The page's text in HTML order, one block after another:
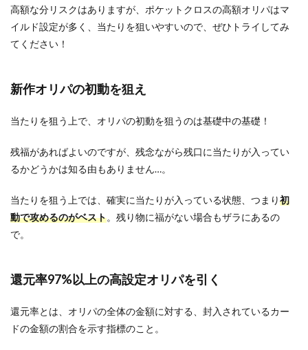
高額な分リスクはありますが、ポケットクロスの高額オリパはマ
イルド設定が多く、当たりを狙いやすいので、ぜひトライしてみ
てください！
新作オリパの初動を狙え
当たりを狙う上で、オリパの初動を狙うのは基礎中の基礎！
残福があればよいのですが、残念ながら残口に当たりが入ってい
るかどうかは知る由もありません…。
当たりを狙う上では、確実に当たりが入っている状態、つまり初
動で攻めるのがベスト。残り物に福がない場合もザラにあるの
で。
還元率97%以上の高設定オリパを引く
還元率とは、オリパの全体の金額に対する、封入されているカー
ドの金額の割合を示す指標のこと。